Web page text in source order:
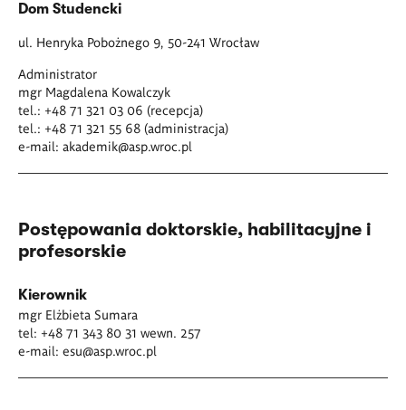
Dom Studencki
ul. Henryka Pobożnego 9, 50-241 Wrocław
Administrator
mgr Magdalena Kowalczyk
tel.: +48 71 321 03 06 (recepcja)
tel.: +48 71 321 55 68 (administracja)
e-mail: akademik@asp.wroc.pl
Postępowania doktorskie, habilitacyjne i
profesorskie
Kierownik
mgr Elżbieta Sumara
tel: +48 71 343 80 31 wewn. 257
e-mail: esu@asp.wroc.pl